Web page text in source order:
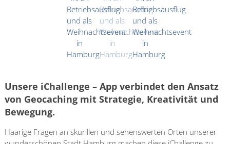
Unsere iChallenge – App verbindet den Ansatz
von Geocaching mit Strategie, Kreativität und
Bewegung.
Haarige Fragen an skurillen und sehenswerten Orten unserer